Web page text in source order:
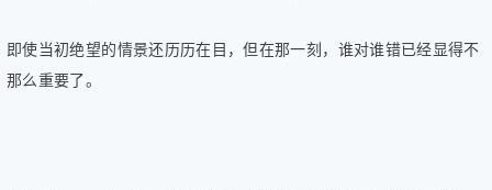
即使当初绝望的情景还历历在目，但在那一刻，谁对谁错已经显得不
那么重要了。